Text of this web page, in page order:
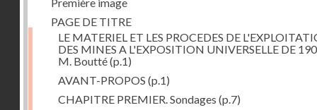
PAGE DE TITRE
LE MATERIEL ET LES PROCEDES DE
DES MINES A L'EXPOSITION UNIVERSELLE DE
M. Boutté(p.1)
AVANT-PROPOS (p.1)
CHAPITRE PREMIER. Sondages (p.7)